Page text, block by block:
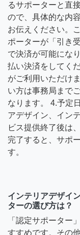
るサポーターと直
ので、具体的な内
お伝えください。
ポーターが「引き
で決済が可能にな
払い決済をしてく
がご利用いただけ
い方は事務局まで
なります。 4.予定
アデザイン、イン
ビス提供終了後は
完了すると、サポ
す。
インテリアデザイ
ターの選び方は？
「認定サポーター
すすめです。その